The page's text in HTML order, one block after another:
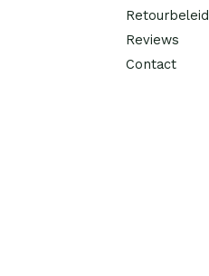
Retourbeleid
Reviews
Contact